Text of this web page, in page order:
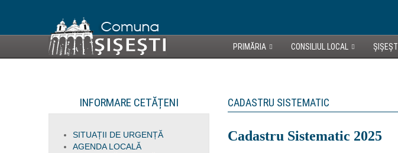
PRIMĂRIA CONSILIUL LOCAL ȘIȘEȘTI
INFORMARE CETĂȚENI
SITUAȚII DE URGENȚĂ
AGENDA LOCALĂ
CADASTRU SISTEMATIC
Cadastru Sistematic 2025